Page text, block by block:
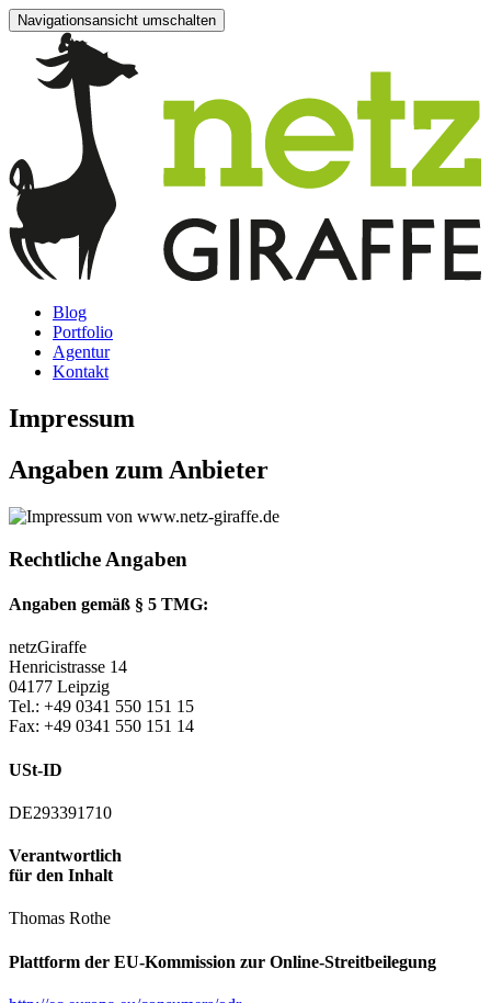
Navigationsansicht umschalten
Blog
Portfolio
Agentur
Kontakt
Impressum
Angaben zum Anbieter
Rechtliche Angaben
Angaben gemäß § 5 TMG:
netzGiraffe
Henricistrasse 14
04177 Leipzig
Tel.: +49 0341 550 151 15
Fax: +49 0341 550 151 14
USt-ID
DE293391710
Verantwortlich
für den Inhalt
Thomas Rothe
Plattform der EU-Kommission zur Online-Streitbeilegung